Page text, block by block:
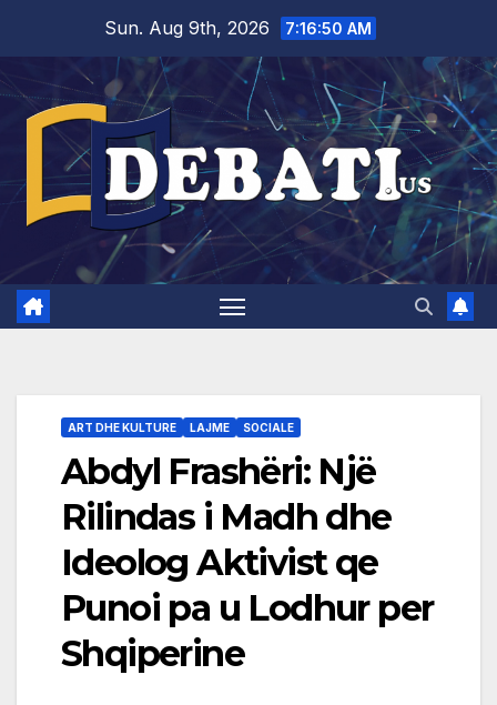
content
Sun. Aug 9th, 2026 7:16:51 AM
ART DHE KULTURE LAJME SOCIALE
Abdyl Frashëri: Një
Rilindas i Madh dhe
Ideolog Aktivist qe
Punoi pa u Lodhur per
Shqiperine